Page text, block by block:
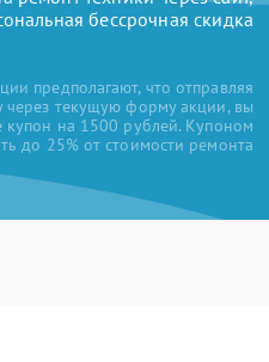
бессрочная скидка
предполагают, что отправляя
через текущую форму акции, вы
купон на 1500 рублей. Купоном
до 25% от стоимости ремонта